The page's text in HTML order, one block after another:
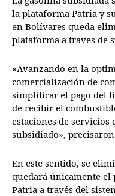
la plataforma Patria y
en Bolívares queda
plataforma a traves de
«Avanzando en la
comercialización de
simplificar el pago del
de recibir el
estaciones de
subsidiado»,
En este sentido, se
quedará únicamente el
Patria a través del